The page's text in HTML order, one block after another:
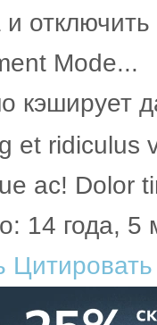
Mode...
кэширует
et ridiculus
ac! Dolor
14 года, 5
Цитировать